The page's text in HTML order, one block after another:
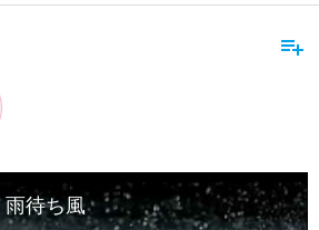
playlist_add
雨待ち風